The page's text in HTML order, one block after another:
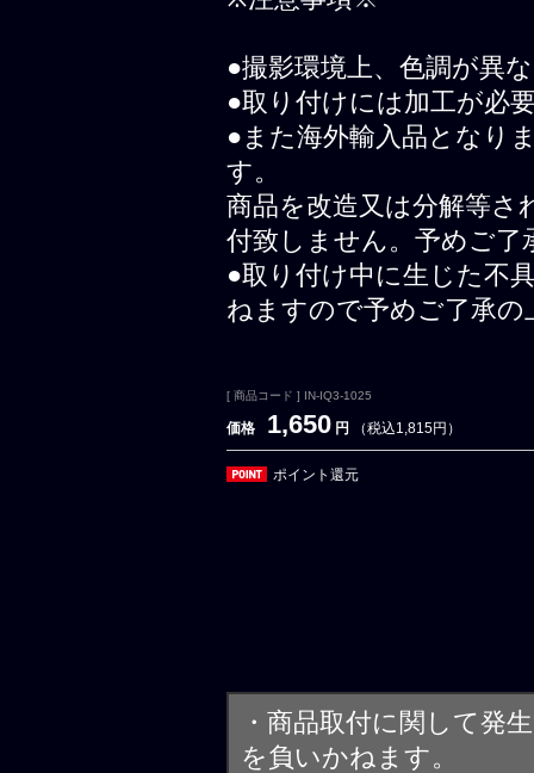
●撮影環境上、色調が異
●取り付けには加工が必
●また海外輸入品となり
す。
商品を改造又は分解等さ
付致しません。予めご了
●取り付け中に生じた不
ねますので予めご了承
[ 商品コード ] IN-IQ3-1025
価格 1,650 円 （税込1,815円）
ポイント還元
・商品取付に関して発
を負いかねます。